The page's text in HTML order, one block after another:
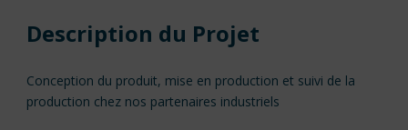
Description du Projet
Conception du produit, mise en production et suivi de la
production chez nos partenaires industriels